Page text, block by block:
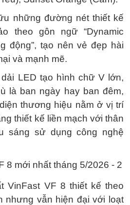
những đường nét thiết kế
theo gôn ngữ “Dynamic
động”, tạo nên vẻ đẹp hài
và mạnh mẽ.
LED tạo hình chữ V lớn,
là ban ngày hay ban đêm,
thương hiệu nằm ở vị trí
thiết kế liền mạch với thân
sáng sử dụng công nghệ
VinFast VF 8 thiết kế theo
nhưng vẫn hiện đại với loạt